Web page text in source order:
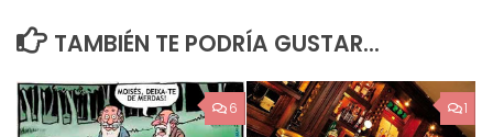
TAMBIÉN TE PODRÍA GUSTAR...
6 1